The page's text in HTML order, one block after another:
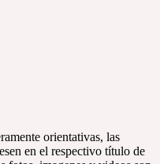
orientativas, las
en el respectivo título de